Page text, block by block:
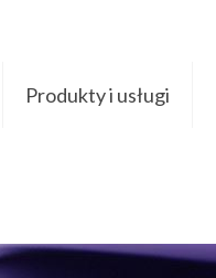
Produkty i usługi